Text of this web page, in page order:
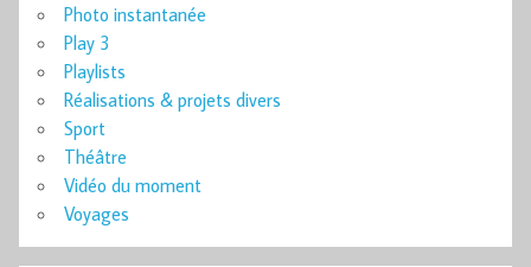
Photo instantanée
Play 3
Playlists
Réalisations & projets divers
Sport
Théâtre
Vidéo du moment
Voyages